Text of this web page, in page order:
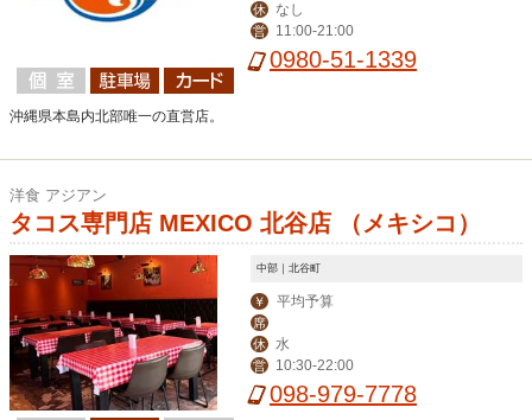
休 なし
営 11:00-21:00
0980-51-1339
沖縄県本島内北部唯一の直営店。
洋食 アジアン
タコス専門店 MEXICO 北谷店 （メキシコ）
中部｜北谷町
￥ 平均予算
席
休
水
営 10:30-22:00
098-979-7778